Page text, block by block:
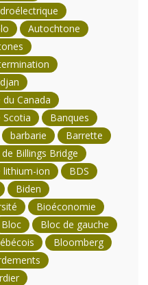
Autochtone
du Canada
Scotia
Banques
barbarie
Barrette
Billings Bridge
lithium-ion
BDS
Biden
Bioéconomie
Bloc
Bloc de gauche
Bloomberg